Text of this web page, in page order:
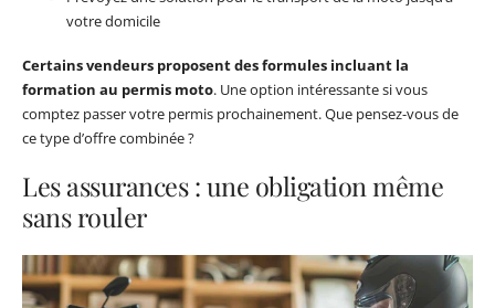
votre domicile
Certains vendeurs proposent des formules incluant la
formation au permis moto. Une option intéressante si vous
comptez passer votre permis prochainement. Que pensez-vous de
ce type d’offre combinée ?
Les assurances : une obligation même
sans rouler